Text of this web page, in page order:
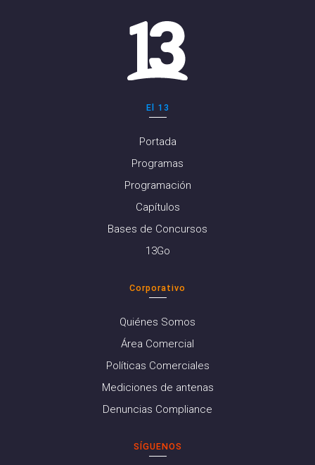
El 13
Portada
Programas
Programación
Capítulos
Bases de Concursos
13Go
Corporativo
Quiénes Somos
Área Comercial
Políticas Comerciales
Mediciones de antenas
Denuncias Compliance
SÍGUENOS